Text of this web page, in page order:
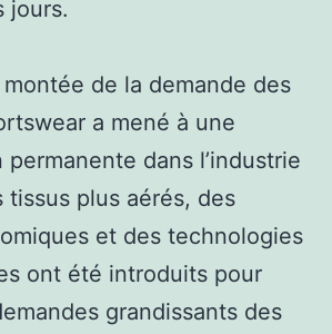
jours.
de la demande des
a mené à une
dans l’industrie
tissus plus aérés, des
et des technologies
ont été introduits pour
grandissants des